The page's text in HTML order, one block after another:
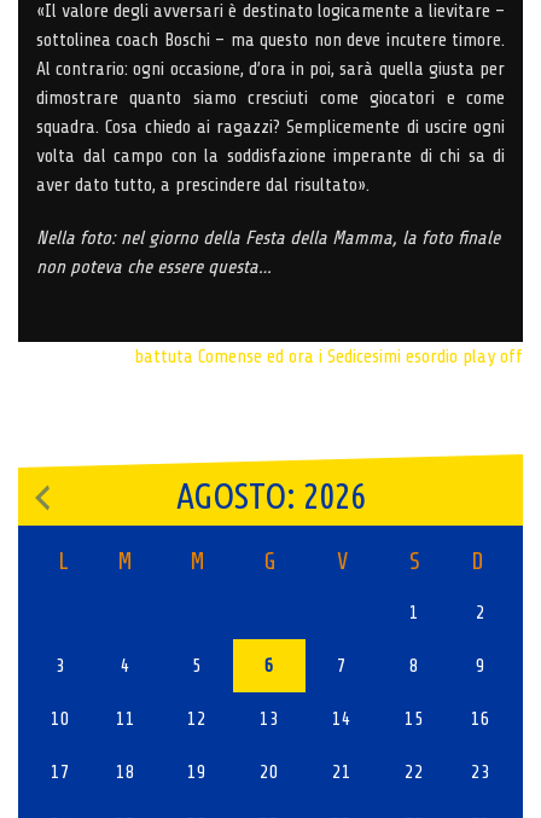
«Il valore degli avversari è destinato logicamente a lievitare –
sottolinea coach Boschi – ma questo non deve incutere timore.
Al contrario: ogni occasione, d’ora in poi, sarà quella giusta per
dimostrare quanto siamo cresciuti come giocatori e come
squadra. Cosa chiedo ai ragazzi? Semplicemente di uscire ogni
volta dal campo con la soddisfazione imperante di chi sa di
aver dato tutto, a prescindere dal risultato».
Nella foto: nel giorno della Festa della Mamma, la foto finale
non poteva che essere questa…
battuta Comense ed ora i Sedicesimi esordio play off
AGOSTO: 2026
L M M G V S D
1 2
3 4 5 6 7 8 9
10 11 12 13 14 15 16
17 18 19 20 21 22 23